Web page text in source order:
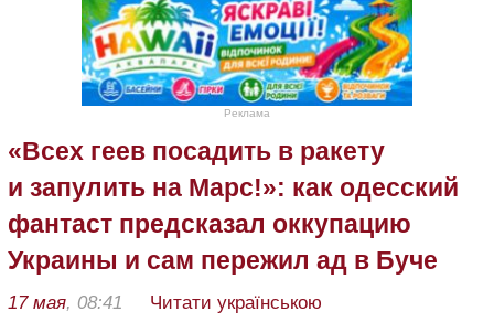
Реклама
«Всех геев посадить в ракету
и запулить на Марс!»: как одесский
фантаст предсказал оккупацию
Украины и сам пережил ад в Буче
17 мая, 08:41 Читати українською